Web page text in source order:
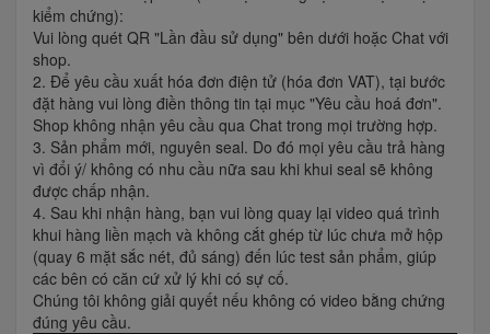
kiểm chứng):
Vui lòng quét QR "Lần đầu sử dụng" bên dưới hoặc Chat với
shop.
2. Để yêu cầu xuất hóa đơn điện tử (hóa đơn VAT), tại bước
đặt hàng vui lòng điền thông tin tại mục "Yêu cầu hoá đơn".
Shop không nhận yêu cầu qua Chat trong mọi trường hợp.
3. Sản phẩm mới, nguyên seal. Do đó mọi yêu cầu trả hàng
vì đổi ý/ không có nhu cầu nữa sau khi khui seal sẽ không
được chấp nhận.
4. Sau khi nhận hàng, bạn vui lòng quay lại video quá trình
khui hàng liền mạch và không cắt ghép từ lúc chưa mở hộp
(quay 6 mặt sắc nét, đủ sáng) đến lúc test sản phẩm, giúp
các bên có căn cứ xử lý khi có sự cố.
​Chúng tôi không giải quyết nếu không có video bằng chứng
đúng yêu cầu.